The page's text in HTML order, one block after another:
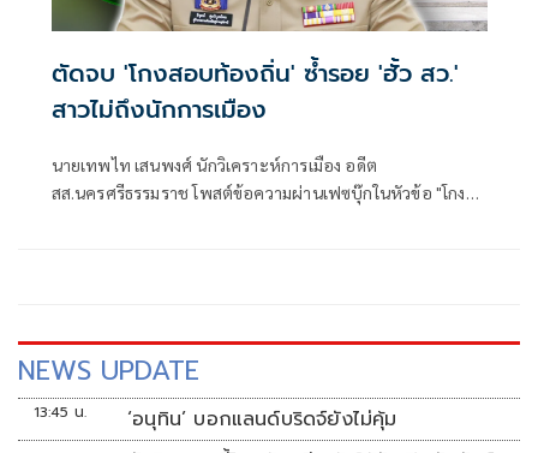
ตัดจบ 'โกงสอบท้องถิ่น' ซ้ำรอย 'ฮั้ว สว.'
สาวไม่ถึงนักการเมือง
นายเทพไท เสนพงศ์ นักวิเคราะห์การเมือง อดีต
สส.นครศรีธรรมราช โพสต์ข้อความผ่านเฟซบุ๊กในหัวข้อ "โกง
NEWS UPDATE
13:45 น. ‘อนุทิน’ บอกแลนด์บริดจ์ยังไม่คุ้ม